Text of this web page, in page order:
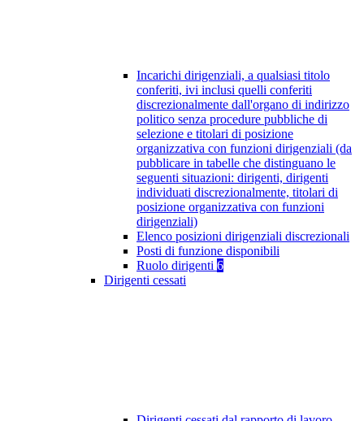
Incarichi dirigenziali, a qualsiasi titolo
conferiti, ivi inclusi quelli conferiti
discrezionalmente dall'organo di indirizzo
politico senza procedure pubbliche di
selezione e titolari di posizione
organizzativa con funzioni dirigenziali (da
pubblicare in tabelle che distinguano le
seguenti situazioni: dirigenti, dirigenti
individuati discrezionalmente, titolari di
posizione organizzativa con funzioni
dirigenziali)
Elenco posizioni dirigenziali discrezionali
Posti di funzione disponibili
Ruolo dirigenti 6
Dirigenti cessati